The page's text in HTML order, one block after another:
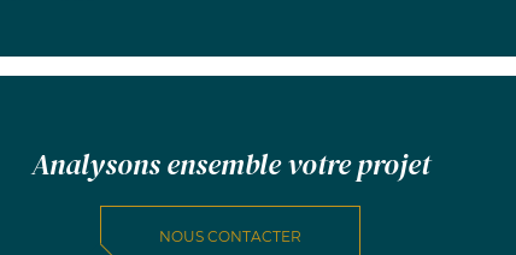
Analysons ensemble votre projet
NOUS CONTACTER